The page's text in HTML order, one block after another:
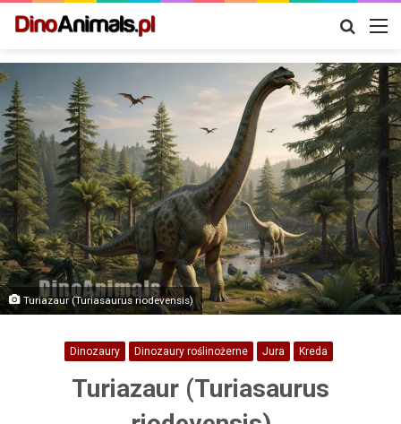
Szukaj
Turiazaur (Turiasaurus riodevensis)
Dinozaury Dinozaury roślinożerne Jura Kreda
Turiazaur (Turiasaurus